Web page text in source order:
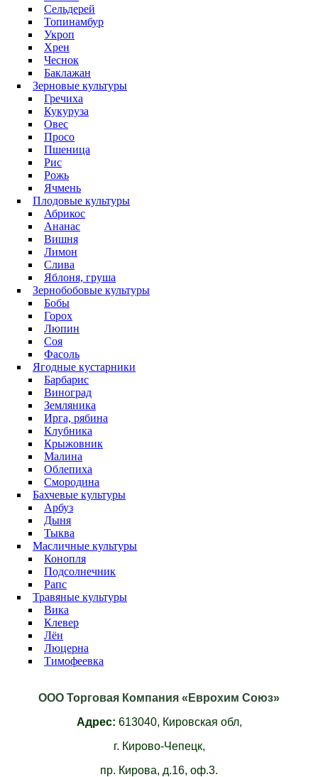
Сельдерей
Топинамбур
Укроп
Хрен
Чеснок
Баклажан
Зерновые культуры
Гречиха
Кукуруза
Овес
Просо
Пшеница
Рис
Рожь
Ячмень
Плодовые культуры
Абрикос
Ананас
Вишня
Лимон
Слива
Яблоня, груша
Зернобобовые культуры
Бобы
Горох
Люпин
Соя
Фасоль
Ягодные кустарники
Барбарис
Виноград
Земляника
Ирга, рябина
Клубника
Крыжовник
Малина
Облепиха
Смородина
Бахчевые культуры
Арбуз
Дыня
Тыква
Масличные культуры
Конопля
Подсолнечник
Рапс
Травяные культуры
Вика
Клевер
Лён
Люцерна
Тимофеевка
ООО Торговая Компания «Еврохим Союз»
Адрес: 613040, Кировская обл,
г. Кирово-Чепецк,
пр. Кирова, д.16, оф.3.